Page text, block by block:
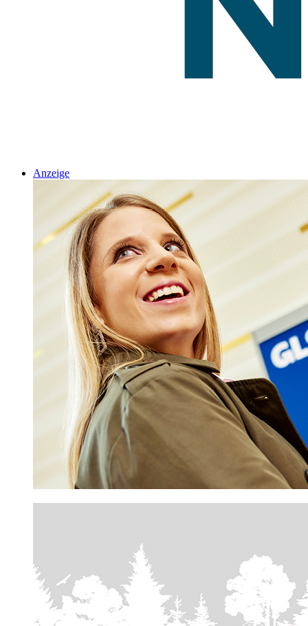
Anzeige